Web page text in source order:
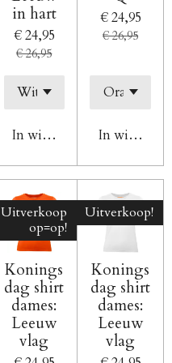
in hart
€ 24,95
€ 26,95
In winkelwagen
€ 24,95
€ 26,95
In
Uitverkoop
op=op!
Konings
dag shirt
dames:
Leeuw
vlag
Uitverkoop!
Konings
dag shirt
dames:
Leeuw
vlag